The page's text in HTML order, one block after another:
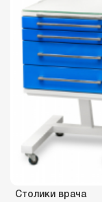
Столики врача